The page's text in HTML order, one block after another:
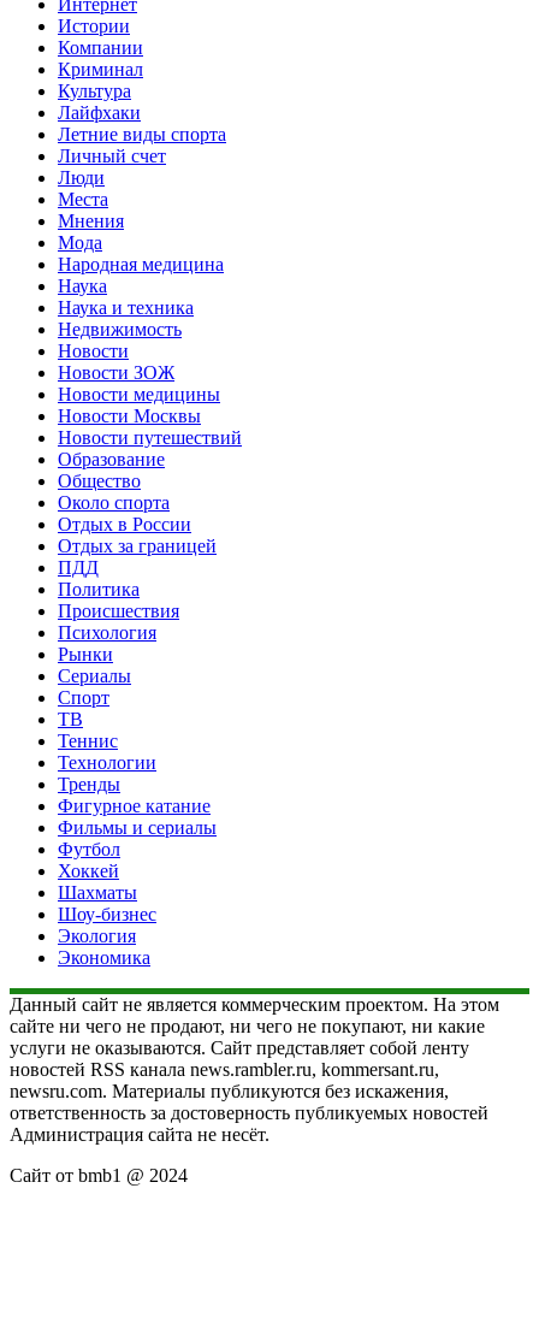
Истории
Компании
Криминал
Культура
Лайфхаки
Летние виды спорта
Личный счет
Люди
Места
Мнения
Мода
Народная медицина
Наука
Наука и техника
Недвижимость
Новости
Новости ЗОЖ
Новости медицины
Новости Москвы
Новости путешествий
Образование
Общество
Около спорта
Отдых в России
Отдых за границей
ПДД
Политика
Происшествия
Психология
Рынки
Сериалы
Спорт
ТВ
Теннис
Технологии
Тренды
Фигурное катание
Фильмы и сериалы
Футбол
Хоккей
Шахматы
Шоу-бизнес
Экология
Экономика
Данный сайт не является коммерческим проектом. На этом
сайте ни чего не продают, ни чего не покупают, ни какие
услуги не оказываются. Сайт представляет собой ленту
новостей RSS канала news.rambler.ru, kommersant.ru,
newsru.com. Материалы публикуются без искажения,
ответственность за достоверность публикуемых новостей
Администрация сайта не несёт.
Сайт от bmb1 @ 2024